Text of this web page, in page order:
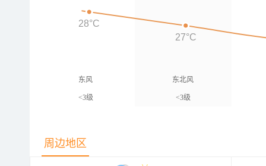
东风
<3级
东北风
<3级
28°C
27°C
周边地区